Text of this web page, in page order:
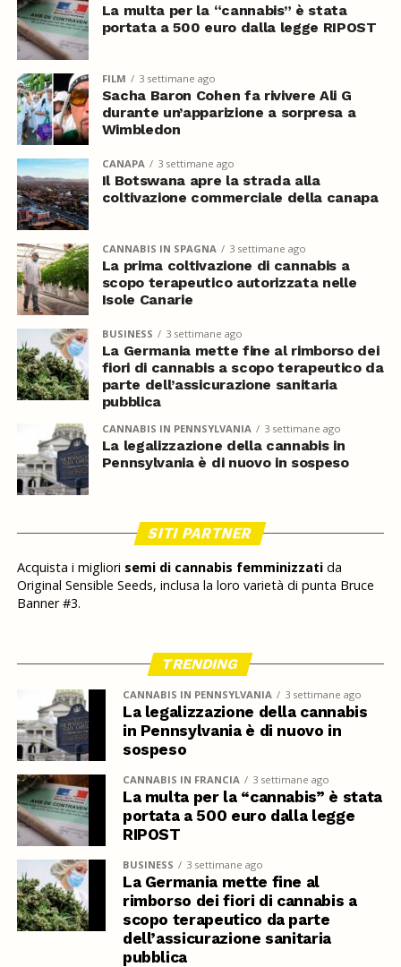
La multa per la “cannabis” è stata
portata a 500 euro dalla legge RIPOST
FILM 3 settimane ago
Sacha Baron Cohen fa rivivere Ali G
durante un’apparizione a sorpresa a
Wimbledon
CANAPA 3 settimane ago
Il Botswana apre la strada alla
coltivazione commerciale della canapa
CANNABIS IN SPAGNA 3 settimane ago
La prima coltivazione di cannabis a
scopo terapeutico autorizzata nelle
Isole Canarie
BUSINESS 3 settimane ago
La Germania mette fine al rimborso dei
fiori di cannabis a scopo terapeutico da
parte dell’assicurazione sanitaria
pubblica
CANNABIS IN PENNSYLVANIA 3 settimane ago
La legalizzazione della cannabis in
Pennsylvania è di nuovo in sospeso
SITI PARTNER
Acquista i migliori semi di cannabis femminizzatida
Original Sensible Seeds, inclusa la loro varietà di punta Bruce
Banner #3.
TRENDING
CANNABIS IN PENNSYLVANIA 3 settimane ago
La legalizzazione della cannabis
in Pennsylvania è di nuovo in
sospeso
CANNABIS IN FRANCIA 3 settimane ago
La multa per la “cannabis” è stata
portata a 500 euro dalla legge
RIPOST
BUSINESS 3 settimane ago
La Germania mette fine al
rimborso dei fiori di cannabis a
scopo terapeutico da parte
dell’assicurazione sanitaria
pubblica